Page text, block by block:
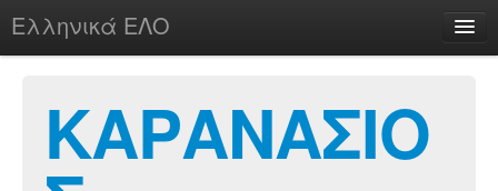
Ελληνικά ΕΛΟ
chesstu.be @ discord
ΚΑΡΑΝΑΣΙΟ